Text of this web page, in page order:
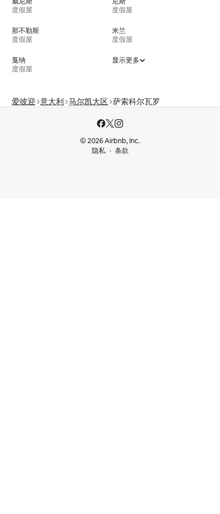
度假屋
度假屋
那不勒斯
度假屋
米兰
度假屋
戛纳
度假屋
显示更多
爱彼迎 意大利 马尔凯大区 萨索科尔瓦罗
© 2026 Airbnb, Inc.
隐私
条款